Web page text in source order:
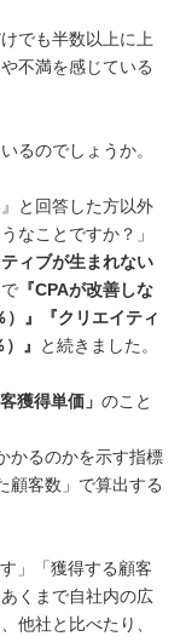
でも半数以上に上
不満を感じている
るのでしょうか。
と回答した方以外
なことですか？」
ィブが生まれない
『CPAが改善しな
）』『クリエイティ
）』 と続きました。
客獲得単価」 のこと
かるのかを示す指標
顧客数」で算出する
」「獲得する顧客
くまで自社内の広
他社と比べたり、